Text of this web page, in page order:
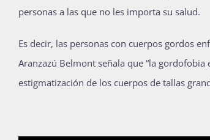
personas a las que no les importa su salud.
Es decir, las personas con cuerpos gordos
Aranzazú Belmont señala que “la
estigmatización de los cuerpos de tallas